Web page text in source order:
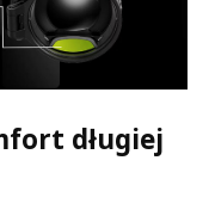
długiej